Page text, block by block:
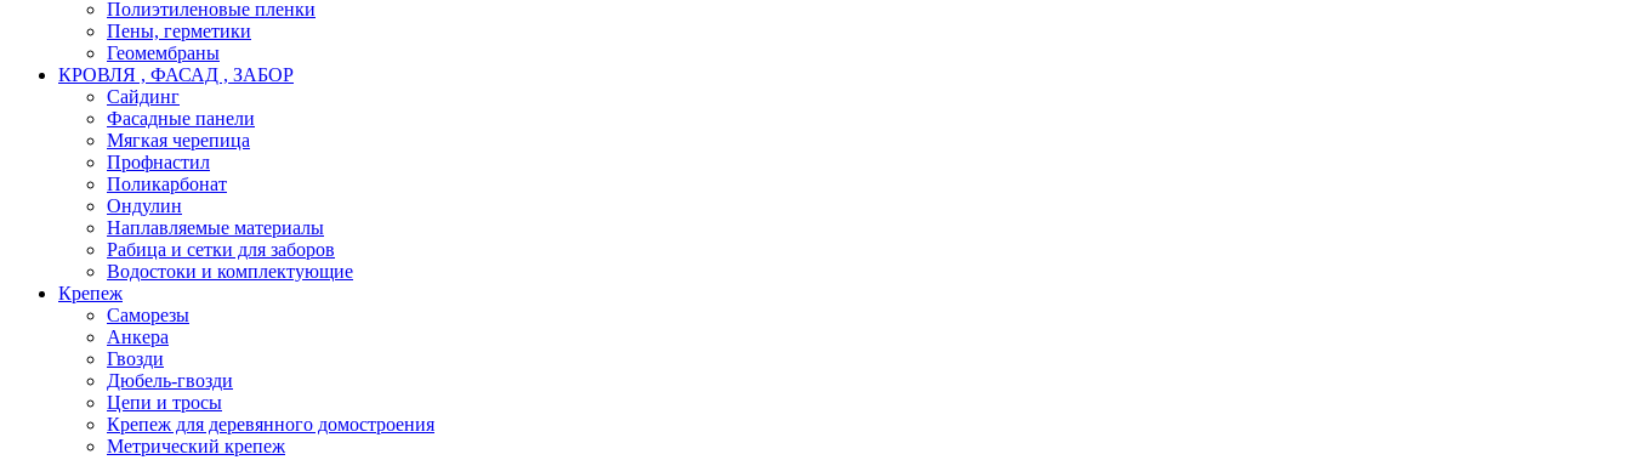
Полиэтиленовые пленки
Пены, герметики
Геомембраны
КРОВЛЯ , ФАСАД , ЗАБОР
Сайдинг
Фасадные панели
Мягкая черепица
Профнастил
Поликарбонат
Ондулин
Наплавляемые материалы
Рабица и сетки для заборов
Водостоки и комплектующие
Крепеж
Саморезы
Анкера
Гвозди
Дюбель-гвозди
Цепи и тросы
Крепеж для деревянного домостроения
Метрический крепеж